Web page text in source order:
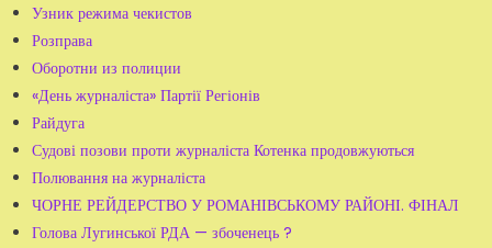
Узник режима чекистов
Розправа
Оборотни из полиции
«День журналіста» Партії Регіонів
Райдуга
Судові позови проти журналіста Котенка продовжуються
Полювання на журналіста
ЧОРНЕ РЕЙДЕРСТВО У РОМАНІВСЬКОМУ РАЙОНІ. ФІНАЛ
Голова Лугинської РДА — збоченець ?